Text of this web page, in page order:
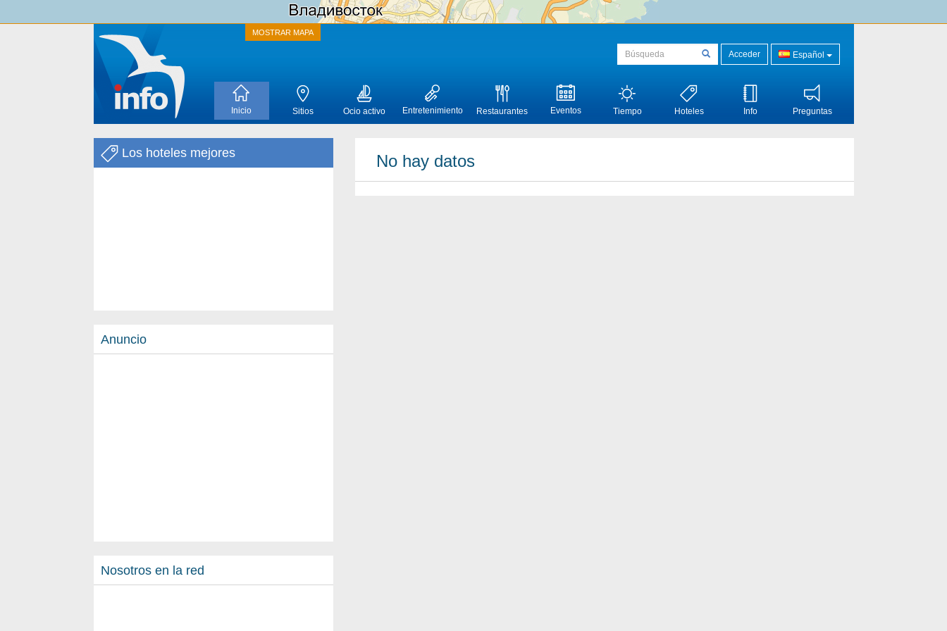
MOSTRAR MAPA
Acceder Español
Inicio Sitios Ocio activo Entretenimiento Restaurantes Eventos Tiempo Hoteles Info Preguntas
Los hoteles mejores
Anuncio
Nosotros en la red
No hay datos